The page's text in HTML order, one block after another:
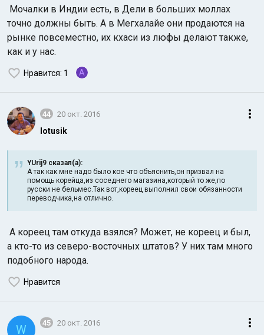
Мочалки в Индии есть, в Дели в больших моллах
точно должны быть. А в Мегхалайе они продаются на
рынке повсеместно, их кхаси из люфы делают также,
как и у нас.
Нравится: 1 A
44 20 окт. 2016
lotusik
YUrij9 сказал(а):
А так как мне надо было кое что объяснить,он призвал на
помощь корейца,из соседнего магазина,который то же,по
русски не бельмес.Так вот,кореец выполнил свои обязанности
переводчика,на отлично.
А кореец там откуда взялся? Может, не кореец и был,
а кто-то из северо-восточных штатов? У них там много
подобного народа.
Нравится
W 45 20 окт. 2016